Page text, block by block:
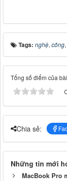
Tags: nghệ, công,
Tổng số điểm của
Chia sẻ:
Những tin mới
MacBook Pro